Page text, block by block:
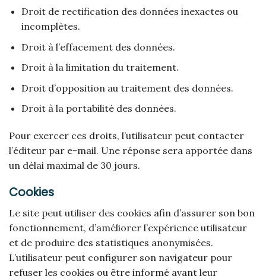
Droit de rectification des données inexactes ou
incomplètes.
Droit à l’effacement des données.
Droit à la limitation du traitement.
Droit d’opposition au traitement des données.
Droit à la portabilité des données.
Pour exercer ces droits, l’utilisateur peut contacter
l’éditeur par e-mail. Une réponse sera apportée dans
un délai maximal de 30 jours.
Cookies
Le site peut utiliser des cookies afin d’assurer son bon
fonctionnement, d’améliorer l’expérience utilisateur
et de produire des statistiques anonymisées.
L’utilisateur peut configurer son navigateur pour
refuser les cookies ou être informé avant leur